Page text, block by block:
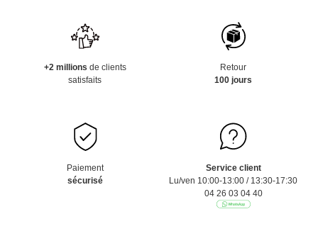
+2 millions de clients
satisfaits
Retour
100 jours
Paiement
sécurisé
Service client
Lu/ven 10:00-13:00 / 13:30-17:30
04 26 03 04 40